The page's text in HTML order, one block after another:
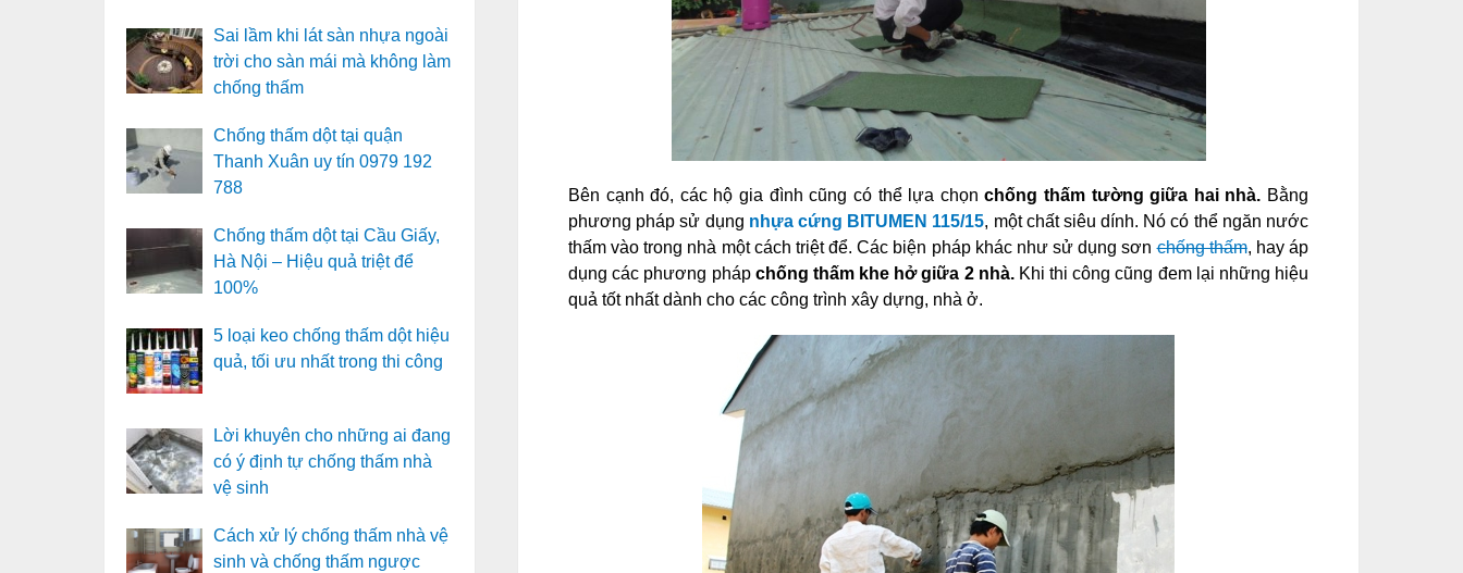
Bên cạnh đó, các hộ gia đình cũng có thể lựa chọnchống thấm tường giữa hai nhà. Bằng
phương pháp sử dụng nhựa cứng BITUMEN 115/15, một chất siêu dính. Nó có thể ngăn nước
thấm vào trong nhà một cách triệt để. Các biện pháp khác như sử dụng sơnchống thấm, hay áp
dụng các phương pháp chống thấm khe hở giữa 2 nhà.Khi thi công cũng đem lại những hiệu
quả tốt nhất dành cho các công trình xây dựng, nhà ở.
Sai lầm khi lát sàn nhựa ngoài
trời cho sàn mái mà không làm
chống thấm
Chống thấm dột tại quận
Thanh Xuân uy tín 0979 192
788
Chống thấm dột tại Cầu Giấy,
Hà Nội – Hiệu quả triệt để
100%
5 loại keo chống thấm dột hiệu
quả, tối ưu nhất trong thi công
Lời khuyên cho những ai đang
có ý định tự chống thấm nhà
vệ sinh
Cách xử lý chống thấm nhà vệ
sinh và chống thấm ngược